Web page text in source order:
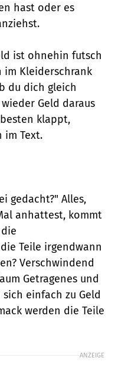
hast oder es
ist ohnehin futsch
im Kleiderschrank
du dich gleich
Geld daraus
klappt,
Text.
gedacht?" Alles,
anhattest, kommt
Teile irgendwann
Verschwindend
Getragenes und
einfach zu Geld
werden die Teile
ANZEIGE